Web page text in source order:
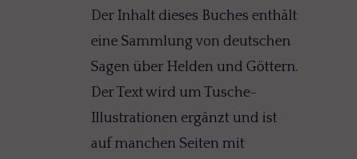
Der Inhalt dieses Buches enthält
eine Sammlung von deutschen
Sagen über Helden und Göttern.
Der Text wird um Tusche-
Illustrationen ergänzt und ist
auf manchen Seiten mit